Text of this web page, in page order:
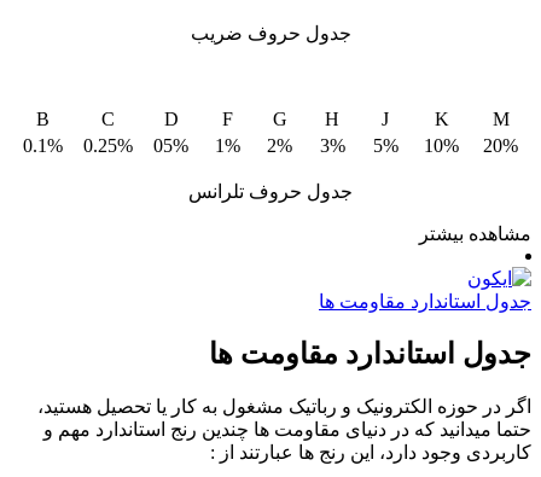
جدول حروف ضریب
M
K
J
H
G
F
D
C
B
20%
10%
5%
3%
2%
1%
05%
0.25%
0.1%
جدول حروف تلرانس
مشاهده بیشتر
جدول استاندارد مقاومت ها
جدول استاندارد مقاومت ها
اگر در حوزه الکترونیک و رباتیک مشغول به کار یا تحصیل هستید،
حتما میدانید که در دنیای مقاومت ها چندین رنج استاندارد مهم و
کاربردی وجود دارد، این رنج ها عبارتند از :